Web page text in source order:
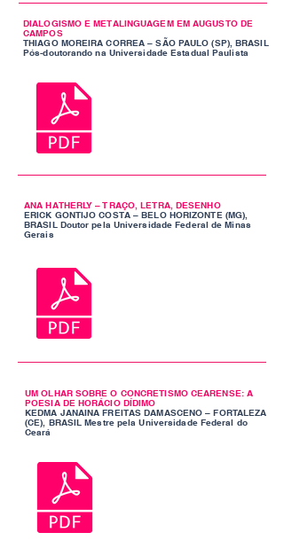
DIALOGISMO E METALINGUAGEM EM AUGUSTO DE
CAMPOS
THIAGO MOREIRA CORREA – SÃO PAULO (SP), BRASIL
Pós-doutorando na Universidade Estadual Paulista
ANA HATHERLY – TRAÇO, LETRA, DESENHO
ERICK GONTIJO COSTA – BELO HORIZONTE (MG),
BRASIL Doutor pela Universidade Federal de Minas
Gerais
UM OLHAR SOBRE O CONCRETISMO CEARENSE: A
POESIA DE HORÁCIO DÍDIMO
KEDMA JANAINA FREITAS DAMASCENO – FORTALEZA
(CE), BRASIL Mestre pela Universidade Federal do
Ceará